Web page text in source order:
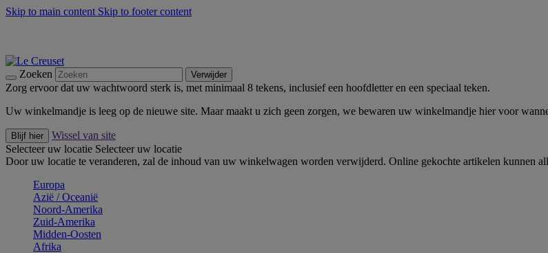
Skip to main content Skip to footer content
Zoeken Verwijder
Zorg ervoor dat uw wachtwoord sterk is, met minimaal 8 tekens, inclusief een hoofdletter en een speciaal teken.
Uw winkelmandje is leeg op de nieuwe site. Maar maakt u zich geen zorgen, we bewaren uw winkelmandje hier voor
Blijf hier
Wissel van site
Selecteer uw locatie Selecteer uw locatie
Door uw locatie te veranderen, zal de inhoud van uw winkelwagen worden verwijderd. Online gekochte artikelen kunnen
Europa
Aziё / Oceaniё
Noord-Amerika
Zuid-Amerika
Midden-Oosten
Afrika